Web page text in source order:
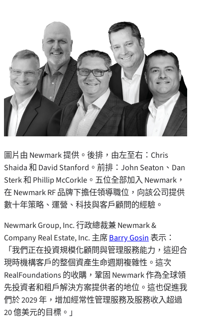
圖片由 Newmark 提供。後排，由左至右：Chris
Shaida 和 David Stanford。前排：John Seaton、Dan
Sterk 和 Phillip McCorkle。五位全部加入 Newmark，
在 Newmark RF 品牌下擔任領導職位，向該公司提供
數十年策略、運營、科技與客戶顧問的經驗。
Newmark Group, Inc. 行政總裁兼 Newmark &
Company Real Estate, Inc. 主席Barry Gosin表示：
「我們正在投資規模化顧問與管理服務能力，這迎合
現時機構客戶的整個資產生命週期複雜性。這次
RealFoundations 的收購，鞏固 Newmark 作為全球領
先投資者和租戶解決方案提供者的地位。這也促進我
們於 2029 年，增加經常性管理服務及服務收入超過
20 億美元的目標。」